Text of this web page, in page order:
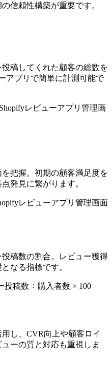
信頼性構築が重要です。
稿してくれた顧客の総数を
アプリで簡単に計測可能で
レビューアプリ管理画
把握。初期の顧客満足度を
発見に繋がります。
レビューアプリ管理画面
稿数の割合。レビュー獲得
なる指標です。
投稿数 ÷ 購入者数 × 100
し、CVR向上や顧客ロイ
ーの質と対応も重視しま